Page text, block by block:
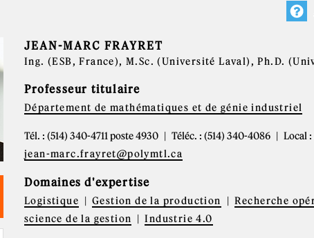
JEAN-MARC FRAYRET
Ing. (ESB, France), M.Sc. (Université Laval), Ph.D.
Professeur titulaire
Département de mathématiques et de génie industriel
Tél. : (514) 340-4711 poste 4930 Téléc. : (514) 340-4086
Local
jean-marc.frayret@polymtl.ca
Domaines d'expertise
Logistique Gestion de la production
Recherche
science de la gestion
Industrie 4.0